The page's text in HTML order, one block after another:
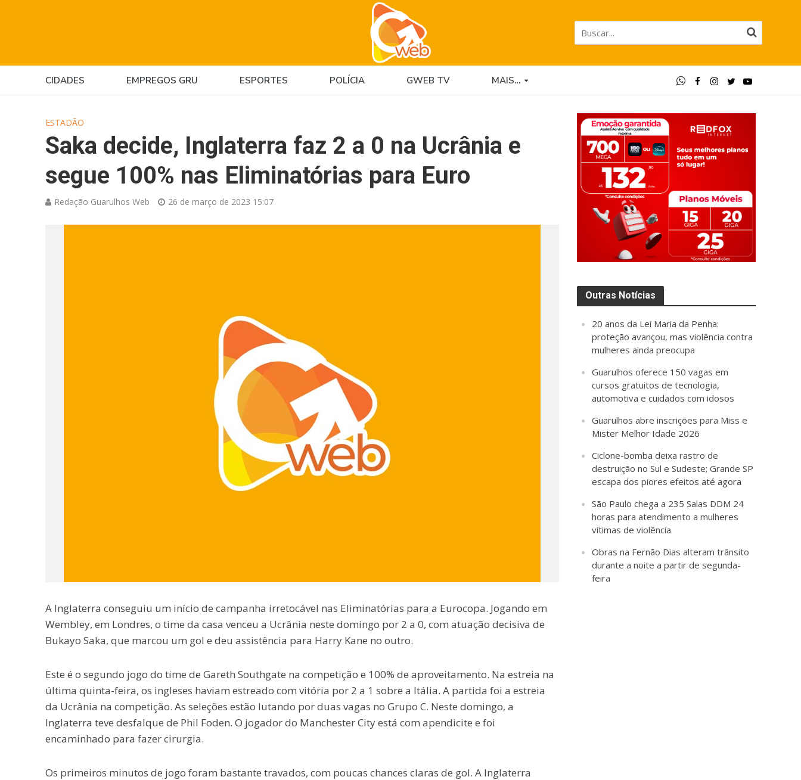
CIDADES EMPREGOS GRU ESPORTES POLÍCIA GWEB TV MAIS…
ESTADÃO
Saka decide, Inglaterra faz 2 a 0 na Ucrânia e
segue 100% nas Eliminatórias para Euro
Redação Guarulhos Web 26 de março de 2023 15:07
A Inglaterra conseguiu um início de campanha irretocável nas Eliminatórias para a Eurocopa. Jogando em
Wembley, em Londres, o time da casa venceu a Ucrânia neste domingo por 2 a 0, com atuação decisiva de
Bukayo Saka, que marcou um gol e deu assistência para Harry Kane no outro.
Este é o segundo jogo do time de Gareth Southgate na competição e 100% de aproveitamento. Na estreia na
última quinta-feira, os ingleses haviam estreado com vitória por 2 a 1 sobre a Itália. A partida foi a estreia
da Ucrânia na competição. As seleções estão lutando por duas vagas no Grupo C. Neste domingo, a
Inglaterra teve desfalque de Phil Foden. O jogador do Manchester City está com apendicite e foi
encaminhado para fazer cirurgia.
Os primeiros minutos de jogo foram bastante travados, com poucas chances claras de gol. A Inglaterra
Outras Notícias
20 anos da Lei Maria da Penha:
proteção avançou, mas violência contra
mulheres ainda preocupa
Guarulhos oferece 150 vagas em
cursos gratuitos de tecnologia,
automotiva e cuidados com idosos
Guarulhos abre inscrições para Miss e
Mister Melhor Idade 2026
Ciclone-bomba deixa rastro de
destruição no Sul e Sudeste; Grande SP
escapa dos piores efeitos até agora
São Paulo chega a 235 Salas DDM 24
horas para atendimento a mulheres
vítimas de violência
Obras na Fernão Dias alteram trânsito
durante a noite a partir de segunda-
feira